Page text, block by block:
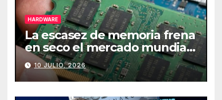
HARDWARE
La escasez de memoria frena
en seco el mercado mundial
de PCs
10 JULIO, 2026